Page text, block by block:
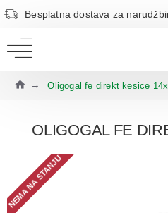
Besplatna dostava za
Oligogal fe direkt kesice 14x
OLIGOGAL FE
NEMA NA STANJU